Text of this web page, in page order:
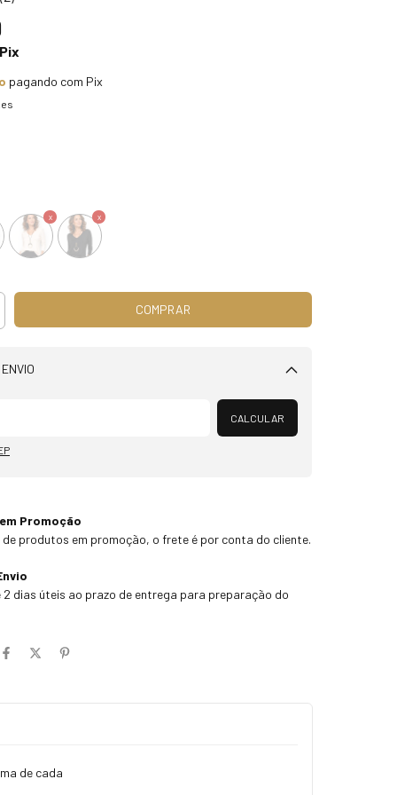
Pix
pagando com Pix
Alterar CEP
CALCULAR
Promoção
produtos em promoção, o frete é por conta do cliente.
2 dias úteis ao prazo de entrega para preparação do
de cada